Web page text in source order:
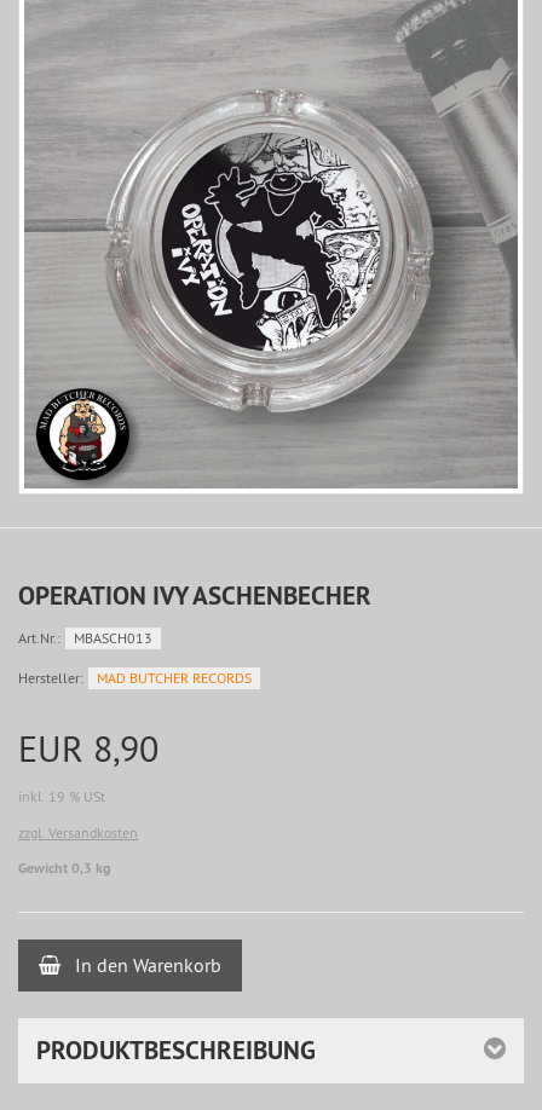
OPERATION IVY ASCHENBECHER
Art.Nr.: MBASCH013
Hersteller: MAD BUTCHER RECORDS
EUR 8,90
inkl. 19 % USt
zzgl. Versandkosten
Gewicht 0,3 kg
In den Warenkorb
PRODUKTBESCHREIBUNG